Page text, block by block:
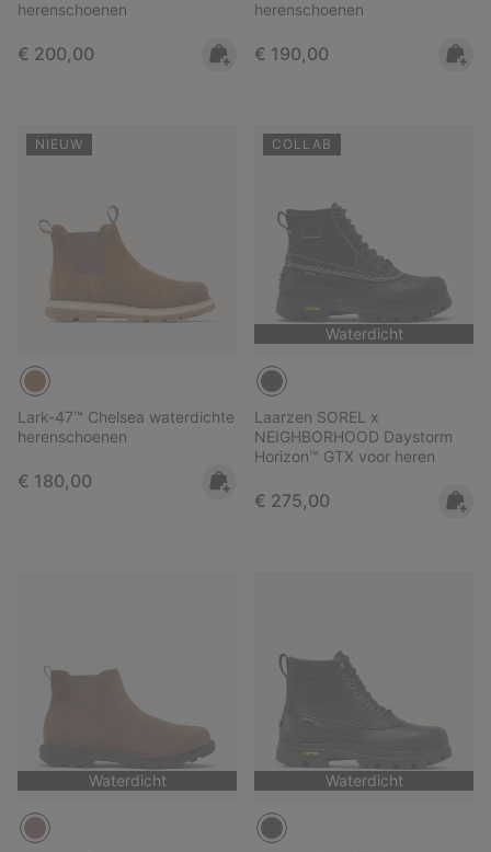
herenschoenen
Regular price:
€ 200,00
herenschoenen
Regular price:
€ 190,00
NIEUW
Lark-47™ Chelsea waterdichte
herenschoenen
Regular price:
€ 180,00
COLLAB
Waterdicht
Laarzen SOREL x
NEIGHBORHOOD Daystorm
Horizon™ GTX voor heren
Regular price:
€ 275,00
Waterdicht Waterdicht